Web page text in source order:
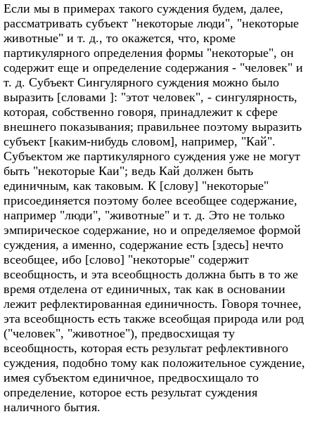
Если мы в примерах такого суждения будем, далее,
рассматривать субъект "некоторые люди", "некоторые
животные" и т. д., то окажется, что, кроме
партикулярного определения формы "некоторые", он
содержит еще и определение содержания - "человек" и
т. д. Субъект Сингулярного суждения можно было
выразить [словами ]: "этот человек", - сингулярность,
которая, собственно говоря, принадлежит к сфере
внешнего показывания; правильнее поэтому выразить
субъект [каким-нибудь словом], например, "Кай".
Субъектом же партикулярного суждения уже не могут
быть "некоторые Каи"; ведь Кай должен быть
единичным, как таковым. К [слову] "некоторые"
присоединяется поэтому более всеобщее содержание,
например "люди", "животные" и т. д. Это не только
эмпирическое содержание, но и определяемое формой
суждения, а именно, содержание есть [здесь] нечто
всеобщее, ибо [слово] "некоторые" содержит
всеобщность, и эта всеобщность должна быть в то же
время отделена от единичных, так как в основании
лежит рефлектированная единичность. Говоря точнее,
эта всеобщность есть также всеобщая природа или род
("человек", "животное"), предвосхищая ту
всеобщность, которая есть результат рефлективного
суждения, подобно тому как положительное суждение,
имея субъектом единичное, предвосхищало то
определение, которое есть результат суждения
наличного бытия.